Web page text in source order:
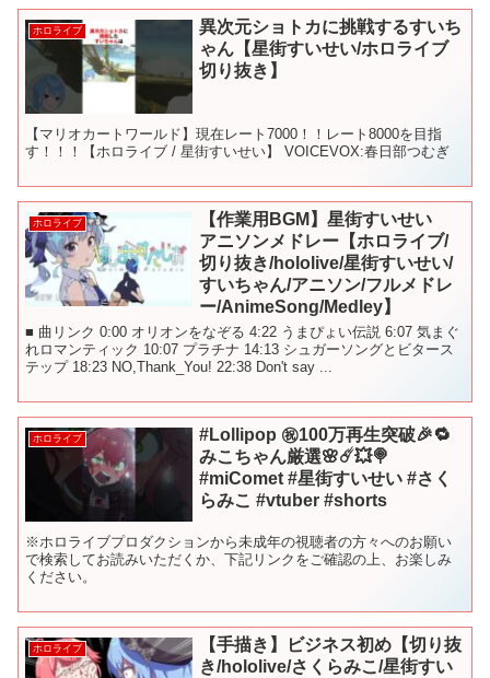
ホロライブ
異次元ショトカに挑戦するすいち
ゃん【星街すいせい/ホロライブ
切り抜き】
【マリオカートワールド】現在レート7000！！レート8000を目指
す！！！【ホロライブ / 星街すいせい】 VOICEVOX:春日部つむぎ
ホロライブ
【作業用BGM】星街すいせい
アニソンメドレー【ホロライブ/
切り抜き/hololive/星街すいせい/
すいちゃん/アニソン/フルメドレ
ー/AnimeSong/Medley】
■ 曲リンク 0:00 オリオンをなぞる 4:22 うまぴょい伝説 6:07 気まぐ
れロマンティック 10:07 プラチナ 14:13 シュガーソングとビタース
テップ 18:23 NO,Thank_You! 22:38 Don't say ...
ホロライブ
#Lollipop ㊗️100万再生突破🎉🔁
みこちゃん厳選🌸☄️💥🍭
#miComet #星街すいせい #さく
らみこ #vtuber #shorts
※ホロライブプロダクションから未成年の視聴者の方々へのお願い
で検索してお読みいただくか、下記リンクをご確認の上、お楽しみ
ください。
ホロライブ
【手描き】ビジネス初め【切り抜
き/hololive/さくらみこ/星街すい